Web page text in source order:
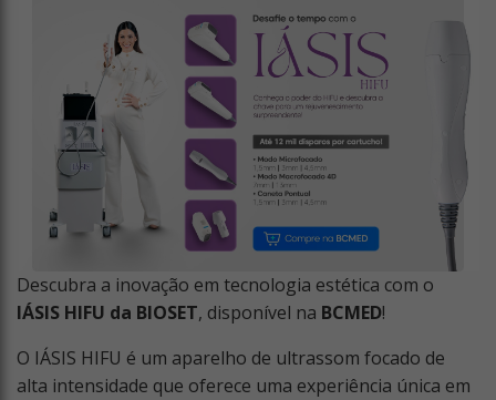
Descubra a inovação em tecnologia estética com o
IÁSIS HIFU da BIOSET, disponível na BCMED!
O IÁSIS HIFU é um aparelho de ultrassom focado de
alta intensidade que oferece uma experiência única em